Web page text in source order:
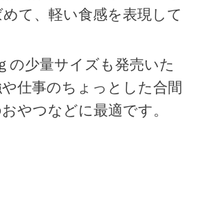
て、軽い食感を表現して
の少量サイズも発売いた
仕事のちょっとした合間
やつなどに最適です。